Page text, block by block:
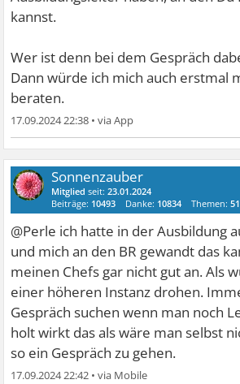
kannst.
Wer ist denn bei dem Gespräch
Dann würde ich mich auch erstmal
beraten.
17.09.2024 22:38 •
Sonnenzauber
Mitglied seit:23.01.2024
Beiträge: 10493 Danke: 10834 Themen:51
@Perle ich hatte in der Ausbildung
und mich an den BR gewandt das
meinen Chefs gar nicht gut an. Als
einer höheren Instanz drohen.
Gespräch suchen wenn man noch
holt wirkt das als wäre man selbst
so ein Gespräch zu gehen.
17.09.2024 22:42 •